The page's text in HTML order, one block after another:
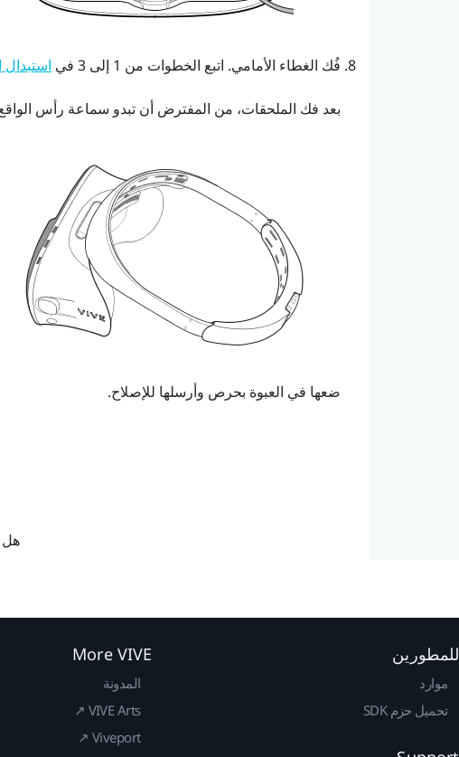
فُك الغطاء الأمامي. اتبع الخطوات من 1 إلى 3 في
بعد فك الملحقات، من المفترض أن تبدو سماعة رأس الواقع
ضعها في العبوة بحرص وأرسلها للإصلاح.
هل
للمطورين
موارد
تحميل حزم SDK
More VIVE
المدونة
VIVE Arts ↗
Viveport ↗